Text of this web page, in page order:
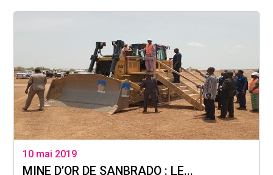
10 mai 2019
MINE D’OR DE SANBRADO : LE...